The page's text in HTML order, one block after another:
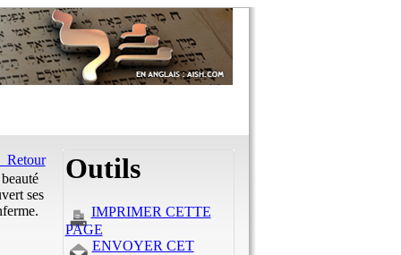
Retour
ses
Outils
IMPRIMER CETTE
PAGE
ENVOYER CET